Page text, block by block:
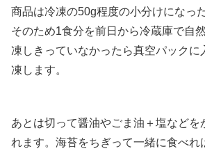
商品は冷凍の50g程度の小分けになっ
そのため1食分を前日から冷蔵庫で自
凍しきっていなかったら真空パックに